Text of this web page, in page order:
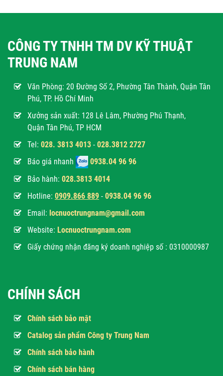
CÔNG TY TNHH TM DV KỸ THUẬT
TRUNG NAM
Văn Phòng: 20 Đường Số 2, Phường Tân Thành, Quận Tân
Phú, TP. Hồ Chí Minh
Xưởng sản xuất: 128 Lê Lâm, Phường Phú Thạnh,
Quận Tân Phú, TP HCM
Tel: 028. 3813 4013 - 028.3812 2727
Báo giá nhanh
0938.04 96 96
Bảo hành: 028.3813 4014
Hotline: 0909.866 889 - 0938.04 96 96
Email: locnuoctrungnam@gmail.com
Website: Locnuoctrungnam.com
Giấy chứng nhận đăng ký doanh nghiệp số : 0310000987
CHÍNH SÁCH
Chính sách bảo mật
Catalog sản phẩm Công ty Trung Nam
Chính sách bảo hành
Chính sách bán hàng